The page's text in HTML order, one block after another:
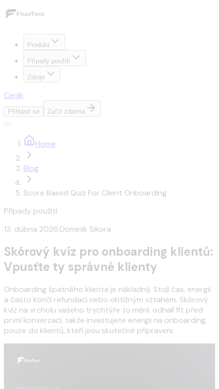
Produkt
Případy použití
Zdroje
Ceník
Přihlásit se Začít zdarma
Home
Blog
Score Based Quiz For Client Onboarding
Případy použití
13. dubna 2026·Dominik Sikora
Skórový kvíz pro onboarding klientů:
Vpusťte ty správné klienty
Onboarding špatného klienta je nákladný. Stojí čas, energii
a často končí refundací nebo obtížným vztahem. Skórový
kvíz na vrcholu vašeho trychtýře to mění: odhalí fit před
první konverzací, takže investujete energii na onboarding
pouze do klientů, kteří jsou skutečně připraveni.